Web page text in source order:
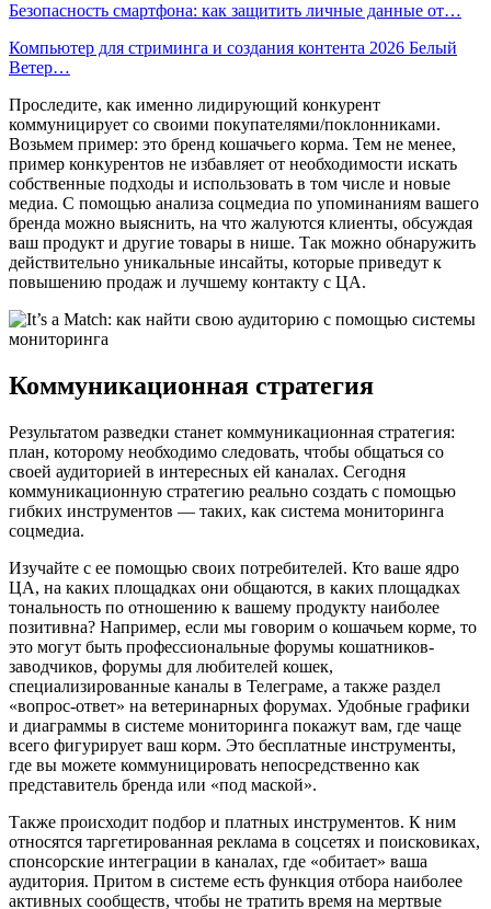
Безопасность смартфона: как защитить личные данные от…
Компьютер для стриминга и создания контента 2026 Белый
Ветер…
Проследите, как именно лидирующий конкурент
коммуницирует со своими покупателями/поклонниками.
Возьмем пример: это бренд кошачьего корма. Тем не менее,
пример конкурентов не избавляет от необходимости искать
собственные подходы и использовать в том числе и новые
медиа. С помощью анализа соцмедиа по упоминаниям вашего
бренда можно выяснить, на что жалуются клиенты, обсуждая
ваш продукт и другие товары в нише. Так можно обнаружить
действительно уникальные инсайты, которые приведут к
повышению продаж и лучшему контакту с ЦА.
Коммуникационная стратегия
Результатом разведки станет коммуникационная стратегия:
план, которому необходимо следовать, чтобы общаться со
своей аудиторией в интересных ей каналах. Сегодня
коммуникационную стратегию реально создать с помощью
гибких инструментов — таких, как система мониторинга
соцмедиа.
Изучайте с ее помощью своих потребителей. Кто ваше ядро
ЦА, на каких площадках они общаются, в каких площадках
тональность по отношению к вашему продукту наиболее
позитивна? Например, если мы говорим о кошачьем корме, то
это могут быть профессиональные форумы кошатников-
заводчиков, форумы для любителей кошек,
специализированные каналы в Телеграме, а также раздел
«вопрос-ответ» на ветеринарных форумах. Удобные графики
и диаграммы в системе мониторинга покажут вам, где чаще
всего фигурирует ваш корм. Это бесплатные инструменты,
где вы можете коммуницировать непосредственно как
представитель бренда или «под маской».
Также происходит подбор и платных инструментов. К ним
относятся таргетированная реклама в соцсетях и поисковиках,
спонсорские интеграции в каналах, где «обитает» ваша
аудитория. Притом в системе есть функция отбора наиболее
активных сообществ, чтобы не тратить время на мертвые